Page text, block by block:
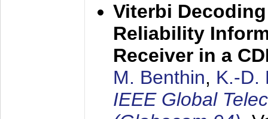
Viterbi
Reliability
Receiver in a
M. Benthin, K.-D.
IEEE Global